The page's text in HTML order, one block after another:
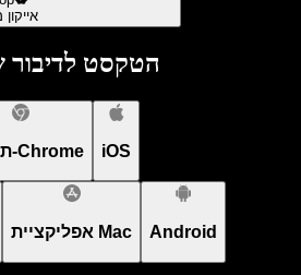
אייקון
הטקסט
תוסף ל-Chrome iOS
אפליקציית Mac Android